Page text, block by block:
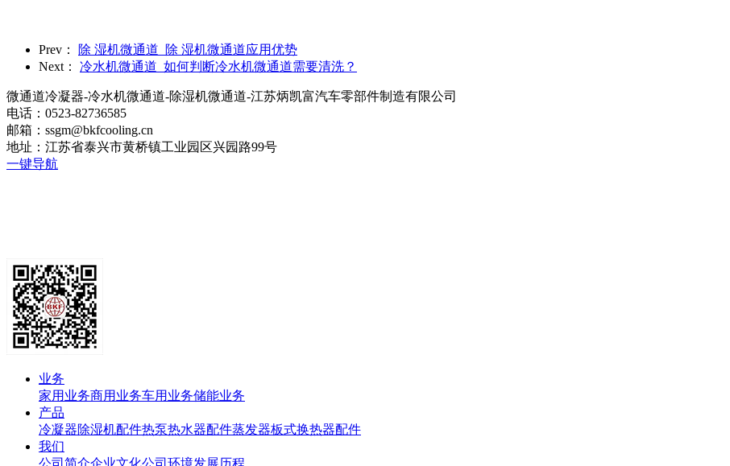
Prev：
除 湿机微通道_除 湿机微通道应用优势
Next：
冷水机微通道_如何判断冷水机微通道需要清洗？
微通道冷凝器-冷水机微通道-除湿机微通道-江苏炳凯富汽车零部件制造有限公司
电话：0523-82736585
邮箱：ssgm@bkfcooling.cn
地址：江苏省泰兴市黄桥镇工业园区兴园路99号
一键导航
业务
家用业务商用业务车用业务储能业务
产品
冷凝器除湿机配件热泵热水器配件蒸发器板式换热器配件
我们
公司简介企业文化公司环境发展历程